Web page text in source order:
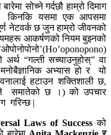
सोच्ने गर्दछौ हाम्रो दिमाग
किनकि यसमा एक आपसमा
नेटवर्क छ जुन हाम्रो जीवनको
आकर्षणको नियम बुझ्नको
अर्थ “गल्ती सच्याउनुहोस्” वा
अभ्यास हो र यो
हटाउन शक्तिशाली छ,
समातेको छ ।) को उपचार
गरिन्छ |
Laws of Successको